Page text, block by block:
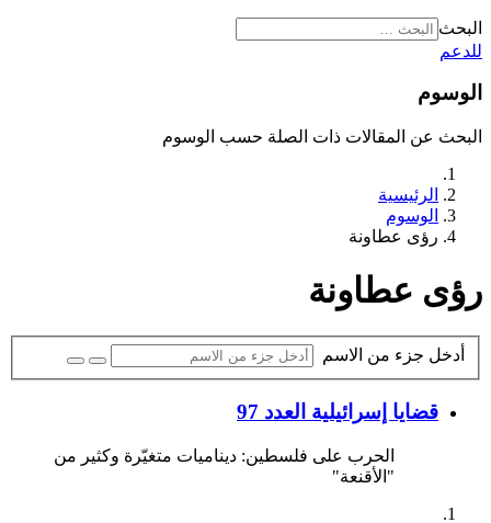
البحث
للدعم
الوسوم
البحث عن المقالات ذات الصلة حسب الوسوم
الرئيسية
الوسوم
رؤى عطاونة
رؤى عطاونة
أدخل جزء من الاسم
قضايا إسرائيلية العدد 97
الحرب على فلسطين: ديناميات متغيّرة وكثير من
"الأقنعة"